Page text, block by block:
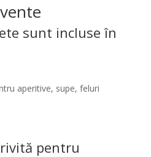
sunt incluse în
aperitive, supe, feluri
pentru